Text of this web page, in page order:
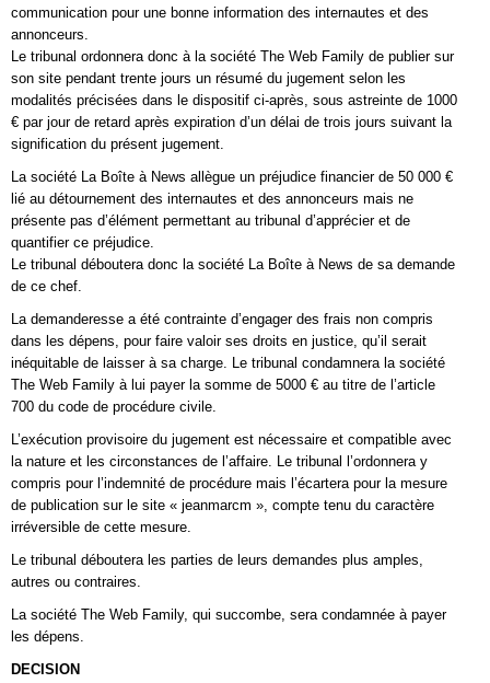
communication pour une bonne information des internautes et des
annonceurs.
Le tribunal ordonnera donc à la société The Web Family de publier sur
son site pendant trente jours un résumé du jugement selon les
modalités précisées dans le dispositif ci-après, sous astreinte de 1000
€ par jour de retard après expiration d’un délai de trois jours suivant la
signification du présent jugement.
La société La Boîte à News allègue un préjudice financier de 50 000 €
lié au détournement des internautes et des annonceurs mais ne
présente pas d’élément permettant au tribunal d’apprécier et de
quantifier ce préjudice.
Le tribunal déboutera donc la société La Boîte à News de sa demande
de ce chef.
La demanderesse a été contrainte d’engager des frais non compris
dans les dépens, pour faire valoir ses droits en justice, qu’il serait
inéquitable de laisser à sa charge. Le tribunal condamnera la société
The Web Family à lui payer la somme de 5000 € au titre de l’article
700 du code de procédure civile.
L’exécution provisoire du jugement est nécessaire et compatible avec
la nature et les circonstances de l’affaire. Le tribunal l’ordonnera y
compris pour l’indemnité de procédure mais l’écartera pour la mesure
de publication sur le site « jeanmarcm », compte tenu du caractère
irréversible de cette mesure.
Le tribunal déboutera les parties de leurs demandes plus amples,
autres ou contraires.
La société The Web Family, qui succombe, sera condamnée à payer
les dépens.
DECISION